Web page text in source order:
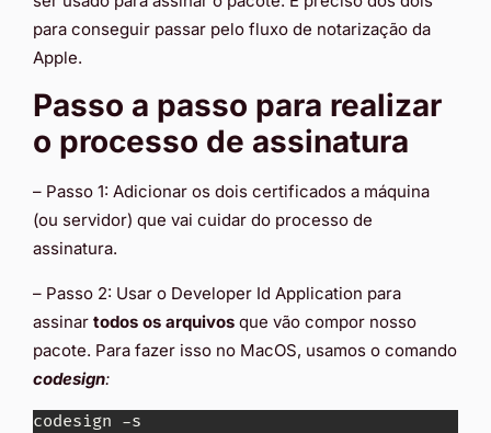
para conseguir passar pelo fluxo de notarização da
Apple.
Passo a passo para realizar
o processo de assinatura
– Passo 1: Adicionar os dois certificados a máquina
(ou servidor) que vai cuidar do processo de
assinatura.
– Passo 2: Usar o Developer Id Application para
assinar todos os arquivos que vão compor nosso
pacote. Para fazer isso no MacOS, usamos o comando
codesign: